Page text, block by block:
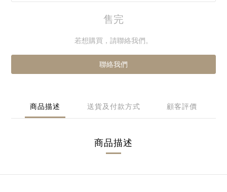
售完
若想購買，請聯絡我們。
聯絡我們
商品描述 送貨及付款方式 顧客評價
商品描述